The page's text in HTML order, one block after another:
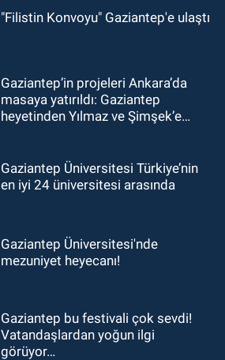
"Filistin Konvoyu" Gaziantep'e ulaştı
Gaziantep’in projeleri Ankara’da
masaya yatırıldı: Gaziantep
heyetinden Yılmaz ve Şimşek’e
Gaziantep Üniversitesi Türkiye’nin
en iyi 24 üniversitesi arasında
Gaziantep Üniversitesi'nde
mezuniyet heyecanı!
Gaziantep bu festivali çok sevdi!
Vatandaşlardan yoğun ilgi
görüyor…